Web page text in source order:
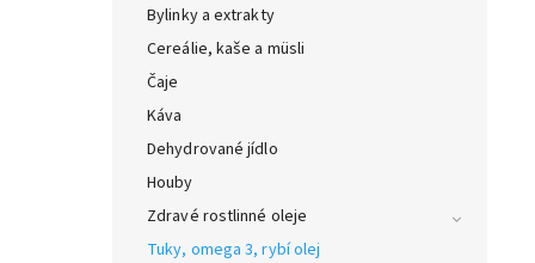
Bylinky a extrakty
Cereálie, kaše a müsli
Čaje
Káva
Dehydrované jídlo
Houby
Zdravé rostlinné oleje
Tuky, omega 3, rybí olej